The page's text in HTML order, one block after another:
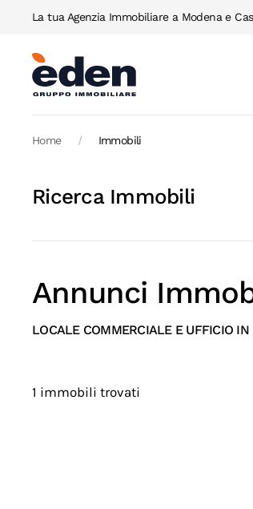
La tua Agenzia Immobiliare a Modena e
Home Immobili
Ricerca Immobili
Annunci
LOCALE COMMERCIALE E UFFICIO
1 immobili trovati